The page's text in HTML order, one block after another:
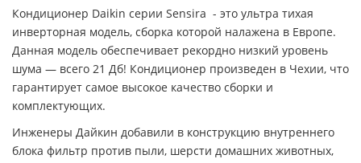
Кондиционер Daikin серии Sensira - это ультра тихая
инверторная модель, сборка которой налажена в Европе.
Данная модель обеспечивает рекордно низкий уровень
шума — всего 21 Дб! Кондиционер произведен в Чехии, что
гарантирует самое высокое качество сборки и
комплектующих.
Инженеры Дайкин добавили в конструкцию внутреннего
блока фильтр против пыли, шерсти домашних животных,